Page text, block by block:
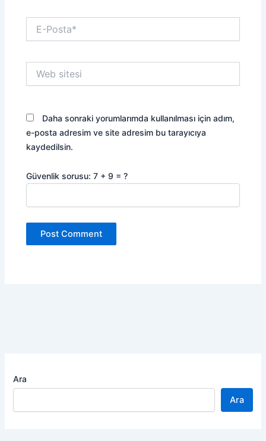
Posta*
sitesi
Daha sonraki yorumlarımda kullanılması için adım,
e-posta adresim ve site adresim bu tarayıcıya
kaydedilsin.
Güvenlik sorusu: 7 + 9 = ?
Ara
Ara